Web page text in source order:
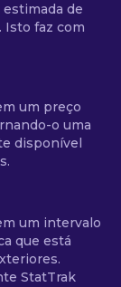
de
Isto faz com
um preço
o uma
disponível
um intervalo
que está
StatTrak